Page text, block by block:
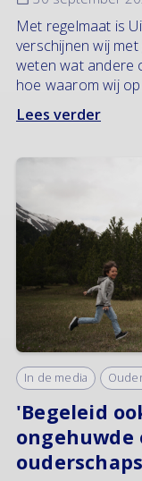
Met regelmaat is
verschijnen wij
weten wat andere
hoe waarom wij
Lees verder
In de media
'Begeleid
ongehuwde